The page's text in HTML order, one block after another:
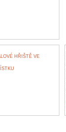
HŘIŠTĚ VE